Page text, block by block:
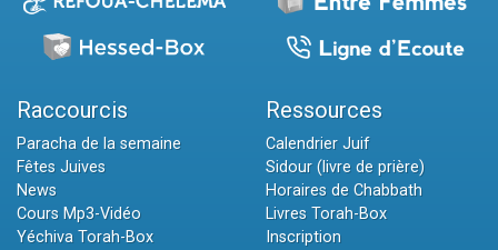
Raccourcis
Paracha de la semaine
Fêtes Juives
News
Cours Mp3-Vidéo
Yéchiva Torah-Box
Ressources
Calendrier Juif
Sidour (livre de prière)
Horaires de Chabbath
Livres Torah-Box
Inscription